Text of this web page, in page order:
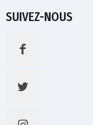
SUIVEZ-NOUS